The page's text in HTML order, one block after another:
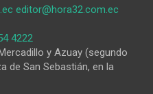
editor@hora32.com.ec
4222
y Azuay (segundo
de San Sebastián, en la